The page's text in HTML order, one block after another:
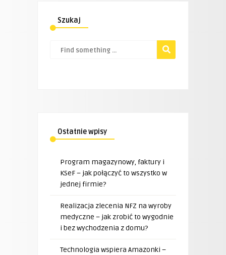
Szukaj
Ostatnie wpisy
Program magazynowy, faktury i
KSeF – jak połączyć to wszystko w
jednej firmie?
Realizacja zlecenia NFZ na wyroby
medyczne – jak zrobić to wygodnie
i bez wychodzenia z domu?
Technologia wspiera Amazonki –